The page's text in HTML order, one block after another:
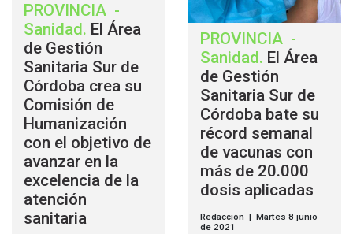
PROVINCIA -
Sanidad. El Área
de Gestión
Sanitaria Sur de
Córdoba crea su
Comisión de
Humanización
con el objetivo de
avanzar en la
excelencia de la
atención
sanitaria
PROVINCIA -
Sanidad. El Área
de Gestión
Sanitaria Sur de
Córdoba bate su
récord semanal
de vacunas con
más de 20.000
dosis aplicadas
Redacción | Martes 8 junio
de 2021